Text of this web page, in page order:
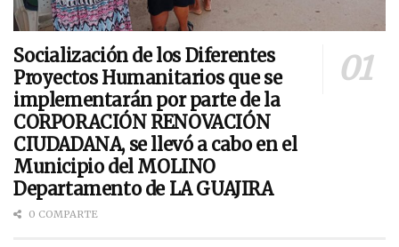
Socialización de los Diferentes
Proyectos Humanitarios que se
implementarán por parte de la
CORPORACIÓN RENOVACIÓN
CIUDADANA, se llevó a cabo en el
Municipio del MOLINO
Departamento de LA GUAJIRA
0 COMPARTE